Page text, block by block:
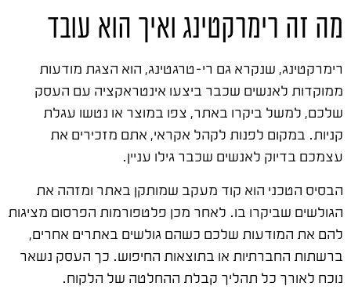
מה זה רימרקטינג ואיך הוא עובד
רימרקטינג, שנקרא גם רי-טרגטינג, הוא הצגת מודעות
ממוקדות לאנשים שכבר ביצעו אינטראקציה עם העסק
שלכם, למשל ביקרו באתר, צפו במוצר או נטשו עגלת
קניות. במקום לפנות לקהל אקראי, אתם מזכירים את
עצמכם בדיוק לאנשים שכבר גילו עניין.
הבסיס הטכני הוא קוד מעקב שמותקן באתר ומזהה את
הגולשים שביקרו בו. לאחר מכן פלטפורמות הפרסום מציגות
להם את המודעות שלכם כשהם גולשים באתרים אחרים,
ברשתות החברתיות או בתוצאות החיפוש. כך העסק נשאר
נוכח לאורך כל תהליך קבלת ההחלטה של הלקוח.